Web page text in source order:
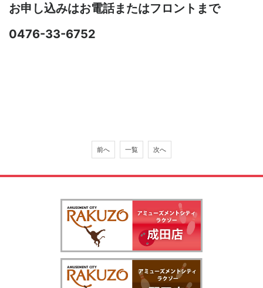
お申し込みはお電話またはフロントまで
0476-33-6752
前へ 一覧 次へ